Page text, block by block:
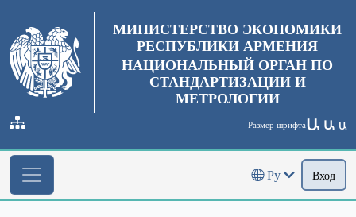
МИНИСТЕРСТВО ЭКОНОМИКИ
РЕСПУБЛИКИ АРМЕНИЯ
НАЦИОНАЛЬНЫЙ ОРГАН ПО
СТАНДАРТИЗАЦИИ И
МЕТРОЛОГИИ
Размер шрифтаԱ Ա Ա
Ру Вход